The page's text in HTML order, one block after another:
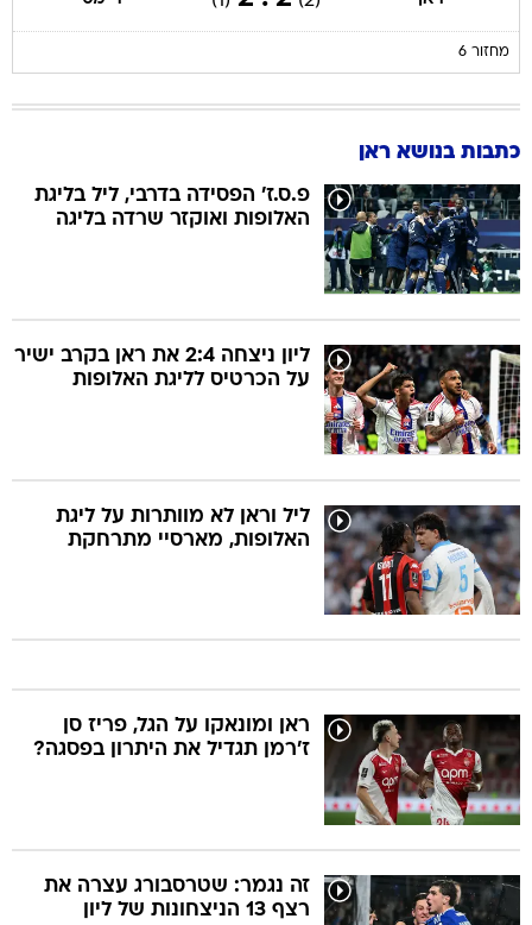
מחזור 6
כתבות בנושא ראן
פ.ס.ז' הפסידה בדרבי, ליל בליגת
האלופות ואוקזר שרדה בליגה
ליון ניצחה 2:4 את ראן בקרב ישיר
על הכרטיס לליגת האלופות
ליל וראן לא מוותרות על ליגת
האלופות, מארסיי מתרחקת
ראן ומונאקו על הגל, פריז סן
ז'רמן תגדיל את היתרון בפסגה?
זה נגמר: שטרסבורג עצרה את
רצף 13 הניצחונות של ליון